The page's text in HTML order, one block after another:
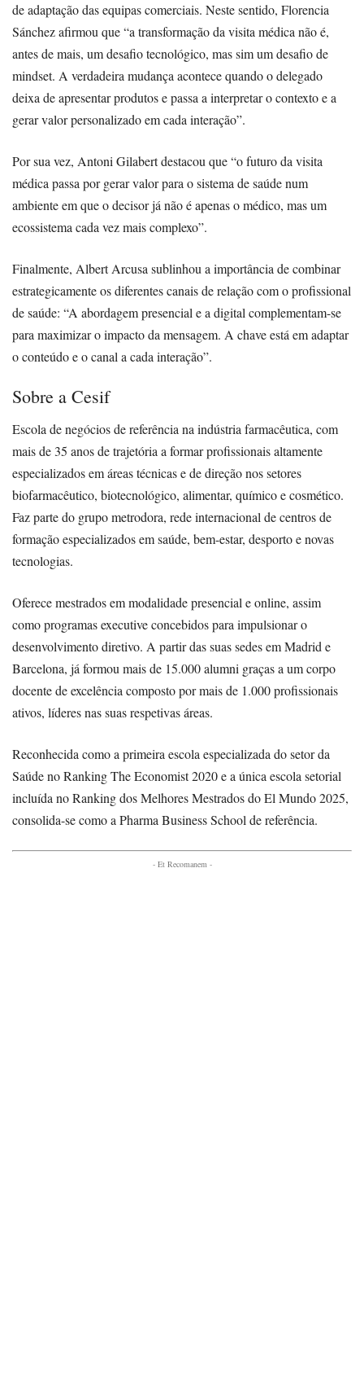
de adaptação das equipas comerciais. Neste sentido, Florencia
Sánchez afirmou que “a transformação da visita médica não é,
antes de mais, um desafio tecnológico, mas sim um desafio de
mindset. A verdadeira mudança acontece quando o delegado
deixa de apresentar produtos e passa a interpretar o contexto e a
gerar valor personalizado em cada interação”.
Por sua vez, Antoni Gilabert destacou que “o futuro da visita
médica passa por gerar valor para o sistema de saúde num
ambiente em que o decisor já não é apenas o médico, mas um
ecossistema cada vez mais complexo”.
Finalmente, Albert Arcusa sublinhou a importância de combinar
estrategicamente os diferentes canais de relação com o profissional
de saúde: “A abordagem presencial e a digital complementam-se
para maximizar o impacto da mensagem. A chave está em adaptar
o conteúdo e o canal a cada interação”.
Sobre a Cesif
Escola de negócios de referência na indústria farmacêutica, com
mais de 35 anos de trajetória a formar profissionais altamente
especializados em áreas técnicas e de direção nos setores
biofarmacêutico, biotecnológico, alimentar, químico e cosmético.
Faz parte do grupo metrodora, rede internacional de centros de
formação especializados em saúde, bem-estar, desporto e novas
tecnologias.
Oferece mestrados em modalidade presencial e online, assim
como programas executive concebidos para impulsionar o
desenvolvimento diretivo. A partir das suas sedes em Madrid e
Barcelona, já formou mais de 15.000 alumni graças a um corpo
docente de excelência composto por mais de 1.000 profissionais
ativos, líderes nas suas respetivas áreas.
Reconhecida como a primeira escola especializada do setor da
Saúde no Ranking The Economist 2020 e a única escola setorial
incluída no Ranking dos Melhores Mestrados do El Mundo 2025,
consolida-se como a Pharma Business School de referência.
- Et Recomanem -